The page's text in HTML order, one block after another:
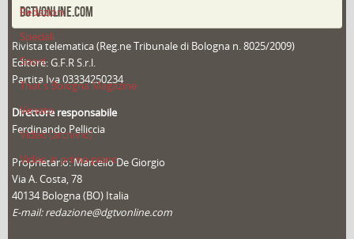
Redazioni
Speciali
Sport
That's Bologna Magazine
Veneto
Video (archivio)
Video in primo piano
DGTVONLINE.COM
Rivista telematica (Reg.ne Tribunale di Bologna n. 8025/2009)
Editore: G.F.R S.r.l.
Partita Iva 03334250234
Direttore responsabile
Ferdinando Pelliccia
Proprietario: Marcello De Giorgio
Via A. Costa, 78
40134 Bologna (BO) Italia
E-mail: redazione@dgtvonline.com